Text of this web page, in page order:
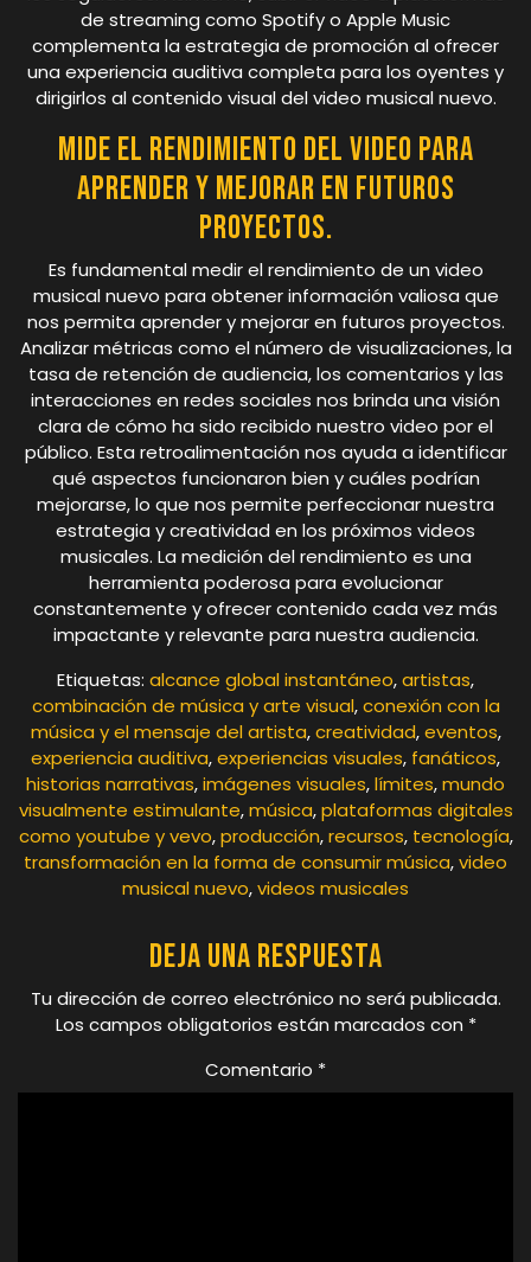
de streaming como Spotify o Apple Music
complementa la estrategia de promoción al ofrecer
una experiencia auditiva completa para los oyentes y
dirigirlos al contenido visual del video musical nuevo.
Mide el rendimiento del video para
aprender y mejorar en futuros
proyectos.
Es fundamental medir el rendimiento de un video
musical nuevo para obtener información valiosa que
nos permita aprender y mejorar en futuros proyectos.
Analizar métricas como el número de visualizaciones, la
tasa de retención de audiencia, los comentarios y las
interacciones en redes sociales nos brinda una visión
clara de cómo ha sido recibido nuestro video por el
público. Esta retroalimentación nos ayuda a identificar
qué aspectos funcionaron bien y cuáles podrían
mejorarse, lo que nos permite perfeccionar nuestra
estrategia y creatividad en los próximos videos
musicales. La medición del rendimiento es una
herramienta poderosa para evolucionar
constantemente y ofrecer contenido cada vez más
impactante y relevante para nuestra audiencia.
Etiquetas: alcance global instantáneo,artistas,
combinación de música y arte visual,conexión con la
música y el mensaje del artista,creatividad,eventos,
experiencia auditiva,experiencias visuales, fanáticos,
historias narrativas,imágenes visuales,límites,mundo
visualmente estimulante,música,plataformas digitales
como youtube y vevo,producción,recursos, tecnología,
transformación en la forma de consumir música,video
musical nuevo,videos musicales
Deja una respuesta
Tu dirección de correo electrónico no será publicada.
Los campos obligatorios están marcados con *
Comentario *